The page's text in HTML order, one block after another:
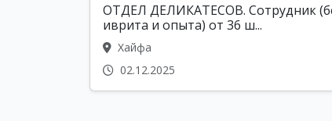
ОТДЕЛ ДЕЛИКАТЕСОВ. Сотрудник
иврита и опыта) от 36 ш...
Хайфа
02.12.2025